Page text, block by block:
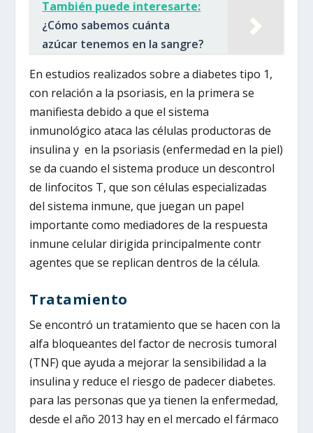
También puede interesarte:
¿Cómo sabemos cuánta
azúcar tenemos en la sangre?
En estudios realizados sobre a diabetes tipo 1,
con relación a la psoriasis, en la primera se
manifiesta debido a que el sistema
inmunológico ataca las células productoras de
insulina y en la psoriasis (enfermedad en la piel)
se da cuando el sistema produce un descontrol
de linfocitos T, que son células especializadas
del sistema inmune, que juegan un papel
importante como mediadores de la respuesta
inmune celular dirigida principalmente contr
agentes que se replican dentros de la célula.
Tratamiento
Se encontró un tratamiento que se hacen con la
alfa bloqueantes del factor de necrosis tumoral
(TNF) que ayuda a mejorar la sensibilidad a la
insulina y reduce el riesgo de padecer diabetes.
para las personas que ya tienen la enfermedad,
desde el año 2013 hay en el mercado el fármaco